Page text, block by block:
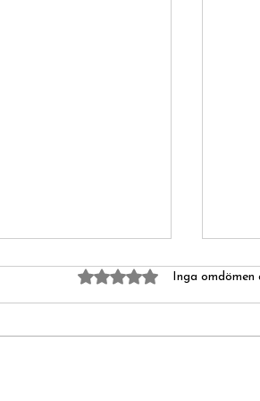
Betygsatt till 0 av 5
Inga omdömen